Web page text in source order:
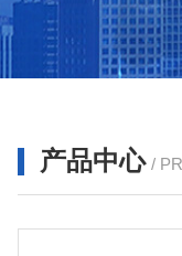
产品中心 /